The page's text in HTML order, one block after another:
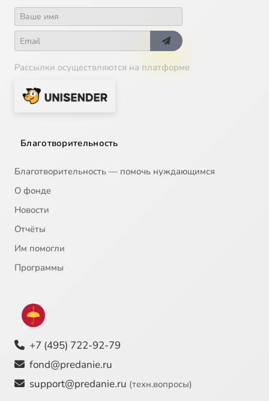
Рассылки осуществляются на платформе
Благотворительность
Благотворительность — помочь нуждающимся
О фонде
Новости
Отчёты
Им помогли
Программы
+7 (495) 722-92-79
fond@predanie.ru
support@predanie.ru (техн.вопросы)